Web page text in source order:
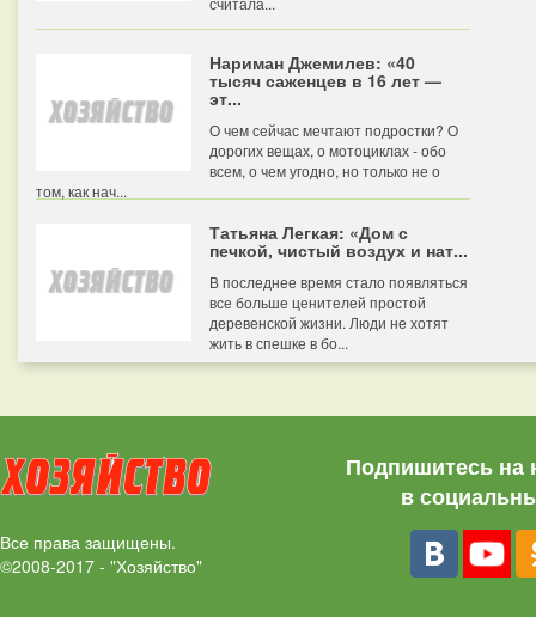
Нариман Джемилев: «40
тысяч саженцев в 16 лет —
эт...
О чем сейчас мечтают подростки? О
дорогих вещах, о мотоциклах - обо
всем, о чем угодно, но только не о
том, как нач...
Татьяна Легкая: «Дом с
печкой, чистый воздух и нат...
В последнее время стало появляться
все больше ценителей простой
деревенской жизни. Люди не хотят
жить в спешке в бо...
Все права защищены.
©2008-2017 - "Хозяйство"
Подпишитесь на
в